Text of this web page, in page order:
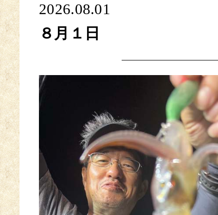
2026.08.01
８月１日